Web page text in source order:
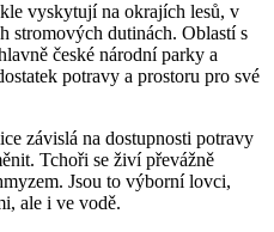
vyskytují na okrajích lesů, v
stromových dutinách. Oblastí s
české národní parky a
potravy a prostoru pro své
závislá na dostupnosti potravy
Tchoři se živí převážně
Jsou to výborní lovci,
ale i ve vodě.